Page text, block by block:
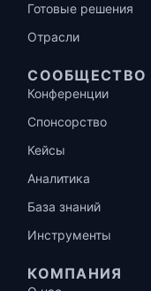
Готовые решения
Отрасли
СООБЩЕСТВО
Конференции
Спонсорство
Кейсы
Аналитика
База знаний
Инструменты
КОМПАНИЯ